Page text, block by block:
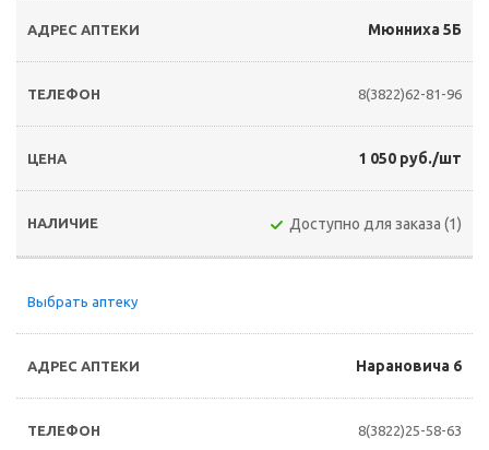
Мюнниха 5Б
8(3822)62-81-96
1 050 руб./шт
Доступно для заказа (1)
Выбрать аптеку
Нарановича 6
8(3822)25-58-63